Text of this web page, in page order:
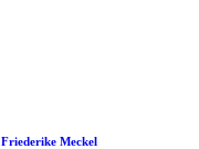
Friederike Meckel